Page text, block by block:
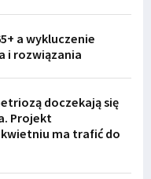
a wykluczenie
i rozwiązania
doczekają się
Projekt
ma trafić do